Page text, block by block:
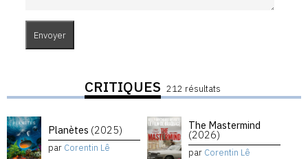
CRITIQUES 212 résultats
Planètes (2025)
par Corentin Lê
The Mastermind
(2026)
par Corentin Lê